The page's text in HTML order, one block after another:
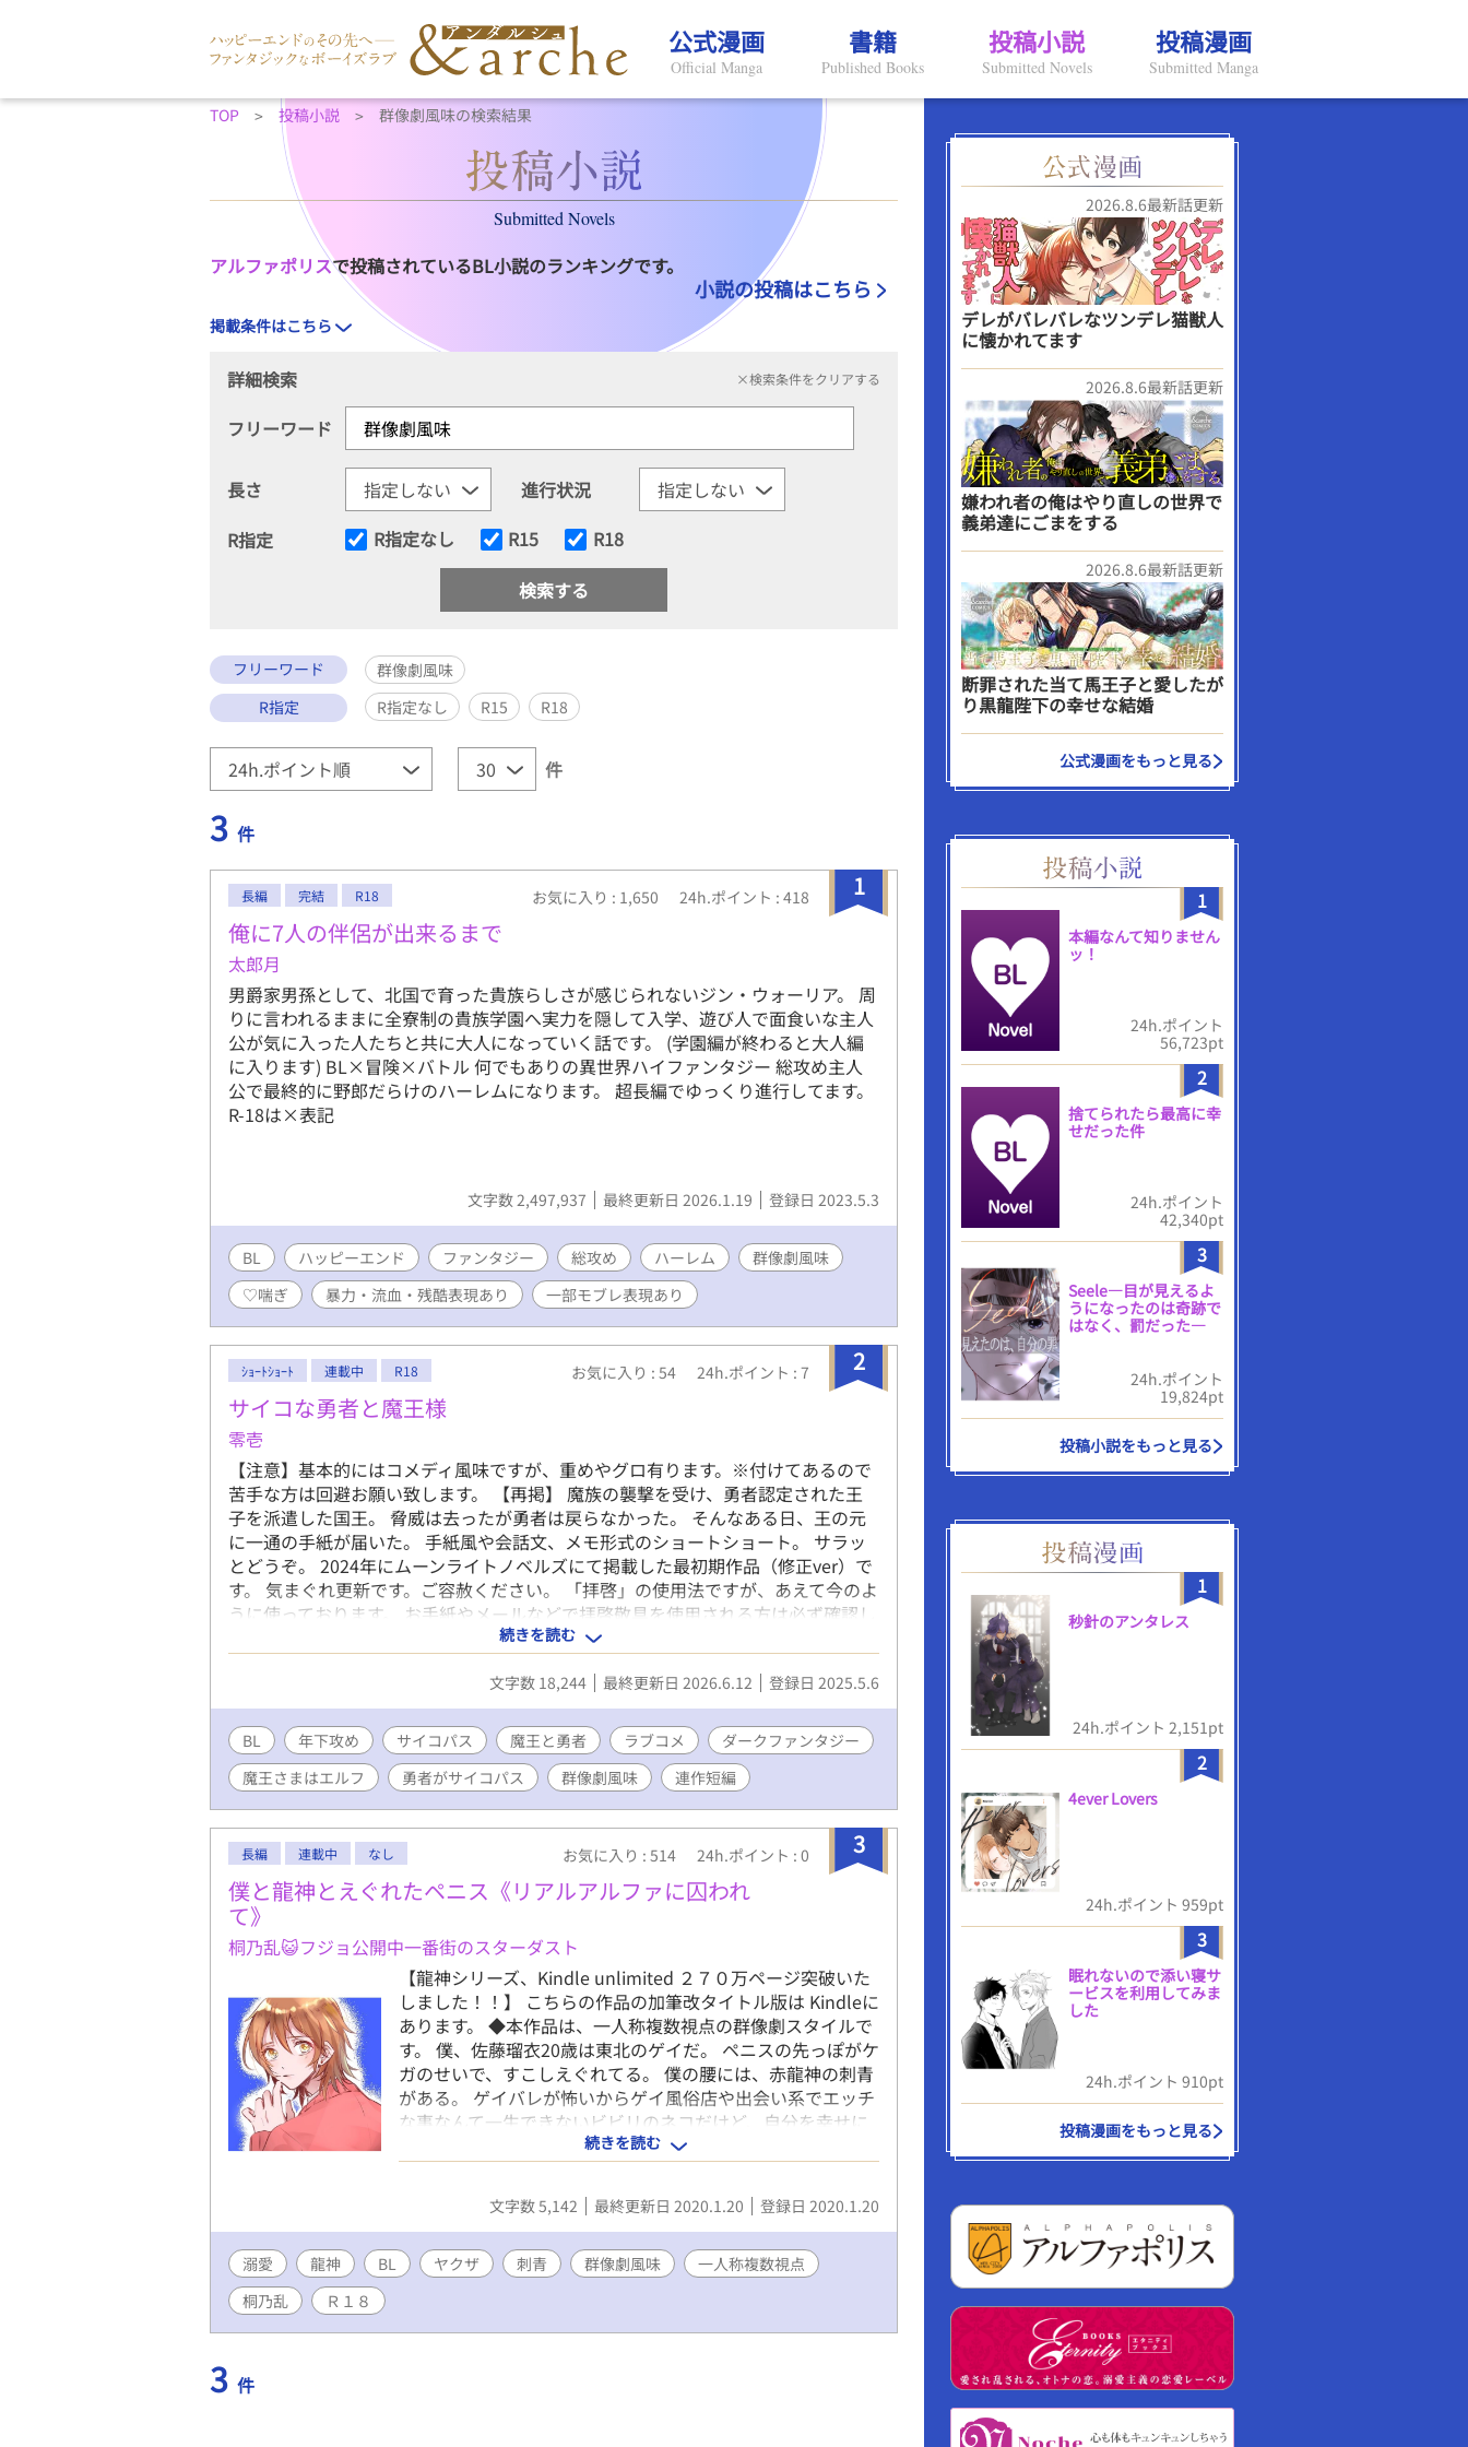
公式漫画
Official Manga
書籍
Published Books
投稿小説
Submitted Novels
投稿漫画
Submitted Manga
TOP 投稿小説 群像劇風味の検索結果
Submitted Novels
アルファポリスで投稿されているBL小説のランキングです。
小説の投稿はこちら
掲載条件はこちら
詳細検索 ×検索条件をクリアする
フリーワード
長さ
進行状況
R指定
R指定なし R15 R18
フリーワード
群像劇風味
R指定
R指定なし R15 R18
件
3 件
1
長編 完結 R18 お気に入り : 1,650 24h.ポイント : 418
俺に7人の伴侶が出来るまで
太郎月
男爵家男孫として、北国で育った貴族らしさが感じられないジン・ウォーリア。 周
りに言われるままに全寮制の貴族学園へ実力を隠して入学、遊び人で面食いな主人
公が気に入った人たちと共に大人になっていく話です。 (学園編が終わると大人編
に入ります) BL×冒険×バトル 何でもありの異世界ハイファンタジー 総攻め主人
公で最終的に野郎だらけのハーレムになります。 超長編でゆっくり進行してます。
R-18は×表記
文字数 2,497,937 最終更新日 2026.1.19 登録日 2023.5.3
BL ハッピーエンド ファンタジー 総攻め ハーレム
群像劇風味
♡喘ぎ
暴力・流血・残酷表現あり 一部モブレ表現あり
2
ｼｮｰﾄｼｮｰﾄ 連載中 R18 お気に入り : 54 24h.ポイント : 7
サイコな勇者と魔王様
零壱
【注意】基本的にはコメディ風味ですが、重めやグロ有ります。※付けてあるので
苦手な方は回避お願い致します。 【再掲】 魔族の襲撃を受け、勇者認定された王
子を派遣した国王。 脅威は去ったが勇者は戻らなかった。 そんなある日、王の元
に一通の手紙が届いた。 手紙風や会話文、メモ形式のショートショート。 サラッ
とどうぞ。 2024年にムーンライトノベルズにて掲載した最初期作品（修正ver）で
す。 気まぐれ更新です。ご容赦ください。 「拝啓」の使用法ですが、あえて今のよ
うに使っております。 お手紙やメールなどで拝啓敬具を使用される方は必ず確認し
続きを読む
文字数 18,244 最終更新日 2026.6.12 登録日 2025.5.6
BL 年下攻め サイコパス 魔王と勇者 ラブコメ
ダークファンタジー
魔王さまはエルフ
勇者がサイコパス 群像劇風味 連作短編
3
長編 連載中 なし お気に入り : 514 24h.ポイント : 0
僕と龍神とえぐれたペニス《リアルアルファに囚われ
て》
桐乃乱😺フジョ公開中一番街のスターダスト
【龍神シリーズ、Kindle unlimited ２７０万ページ突破いた
しました！！】 こちらの作品の加筆改タイトル版は Kindleに
あります。 ◆本作品は、一人称複数視点の群像劇スタイルで
す。 僕、佐藤瑠衣20歳は東北のゲイだ。 ペニスの先っぽがケ
ガのせいで、すこしえぐれてる。 僕の腰には、赤龍神の刺青
がある。 ゲイバレが怖いからゲイ風俗店や出会い系でエッチ
な事なんて一生できないビビリのネコだけど、自分を幸せに
してくれる大人のおもちゃは欲しい。 だからサイトで見つけ
た東北一の繁華街にある「淫魔の森」に勇気を出していく事
にした。 お店の中はまさに異空間。雰囲気に飲まれ、どれを
選んでいいか迷っていると、お客さんが声をかけてきた！
俳優そっくりな人で、ドストライクなイケメン！ あれよあれ
ロい田舎の主人公が、あれよという間にスパダリヤクザの兄
続きを読む
文字数 5,142 最終更新日 2020.1.20 登録日 2020.1.20
溺愛 龍神 BL ヤクザ 刺青 群像劇風味
一人称複数視点
桐乃乱
Ｒ１８
3 件
2026.8.6最新話更新
デレがバレバレなツンデレ猫獣人
に懐かれてます
2026.8.6最新話更新
嫌われ者の俺はやり直しの世界で
義弟達にごまをする
2026.8.6最新話更新
断罪された当て馬王子と愛したが
り黒龍陛下の幸せな結婚
公式漫画をもっと見る
1
本編なんて知りません
ッ！
24h.ポイント
56,723pt
2
捨てられたら最高に幸
せだった件
24h.ポイント
42,340pt
3
Seele―目が見えるよ
うになったのは奇跡で
はなく、罰だった―
24h.ポイント
19,824pt
投稿小説をもっと見る
1
秒針のアンタレス
24h.ポイント 2,151pt
2
4ever Lovers
24h.ポイント 959pt
3
眠れないので添い寝サ
ービスを利用してみま
した
24h.ポイント 910pt
投稿漫画をもっと見る